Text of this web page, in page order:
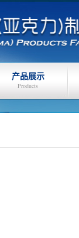
产品展示
Products